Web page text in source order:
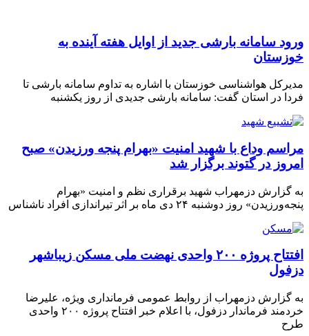
سامانه بارشی جدید از اوایل هفته آینده به
هواشناسی خوزستان با اشاره به تداوم سامانه بارشی تا
در استان گفت: سامانه بارشی جدیدی از روز یکشنبه
وداع با شهید امنیت «بهرام پنجه ورزیدن» صبح
در گتوند برگزار شد
گزارش دزمهراب شهید برقراری نظم و امنیت «بهرام
روز دوشنبه ۲۴ دی ماه بر اثر تیراندازی افراد ناشناس
افتتاح پروژه ۲۰۰ واحدی نهضت ملی مسکن زیباشهر
گزارش دزمهراب از روابط عمومی فرمانداری ویژه، علیرضا
خردمند فرماندار دزفول، با اعلام خبر افتتاح پروژه ۲۰۰ واحدی